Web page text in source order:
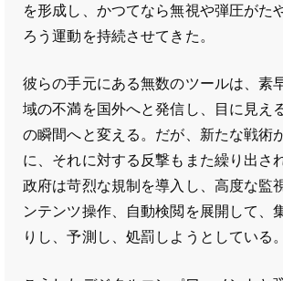
を形成し、かつてなら無視や弾圧がた
ろう運動を持続させてきた。
彼らの手元にある無数のツールは、素
域の不満を国外へと発信し、目に見え
の瞬間へと変える。だが、新たな戦術
に、それに対する反撃もまた繰り出さ
政府は苛烈な規制を導入し、高度な監
ンテンツ操作、自動検閲を展開して、
りし、予測し、処罰しようとしている。